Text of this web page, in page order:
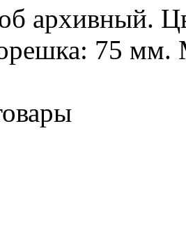
архивный.
75 мм.